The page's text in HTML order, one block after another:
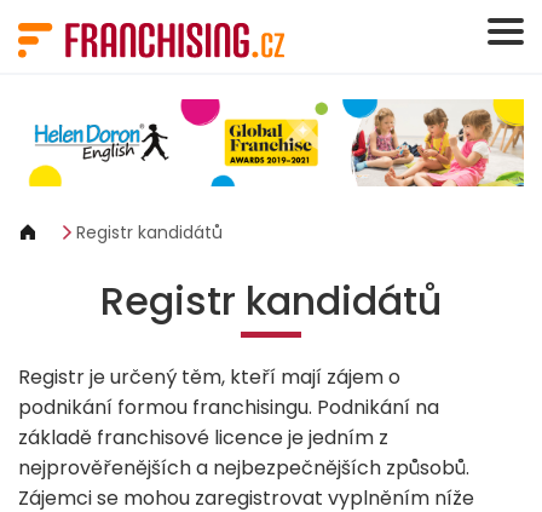
Registr kandidátů
Registr kandidátů
Registr je určený těm, kteří mají zájem o
podnikání formou franchisingu. Podnikání na
základě franchisové licence je jedním z
nejprověřenějších a nejbezpečnějších způsobů.
Zájemci se mohou zaregistrovat vyplněním níže